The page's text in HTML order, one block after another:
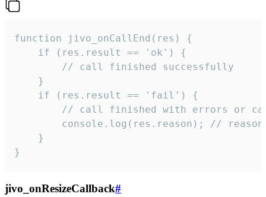
function jivo_onCallEnd(res) {
    if (res.result == 'ok') {
        // call finished successfully
    }
    if (res.result == 'fail') {
// call finished with errors or
console.log(res.reason); //
    }
}
jivo_onResizeCallback#